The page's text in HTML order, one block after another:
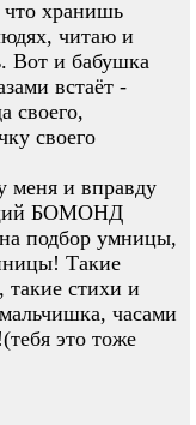
что хранишь
читаю и
Вот и бабушка
встаёт -
своего,
своего
меня и вправду
БОМОНД
подбор умницы,
Такие
такие стихи и
часами
это тоже